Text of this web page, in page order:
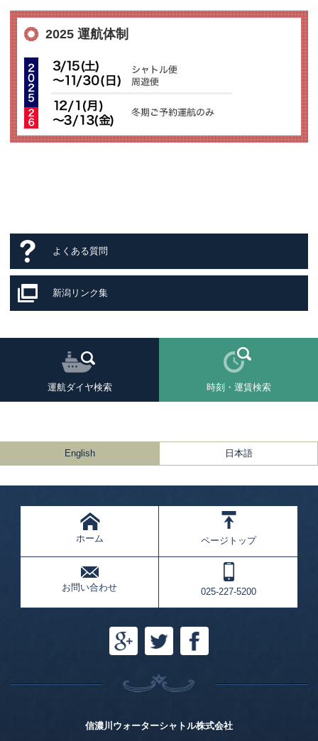
2025 運航体制
よくある質問
新潟リンク集
運航ダイヤ検索 時刻・運賃検索
English 日本語
ホーム ページトップ
お問い合わせ 025-227-5200
信濃川ウォーターシャトル株式会社